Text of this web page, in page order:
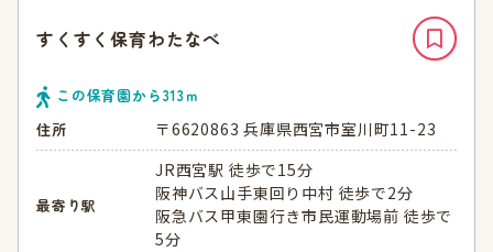
すくすく保育わたなべ
この保育園から313ｍ
住所
〒6620863 兵庫県西宮市室川町11-23
最寄り駅
JR西宮駅 徒歩で15分
阪神バス山手東回り中村 徒歩で2分
阪急バス甲東園行き市民運動場前 徒歩で
5分